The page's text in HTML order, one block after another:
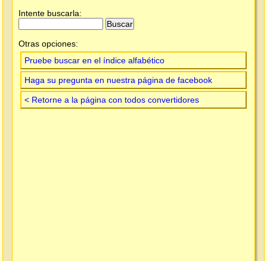
Intente buscarla:
Otras opciones:
Pruebe buscar en el índice alfabético
Haga su pregunta en nuestra página de facebook
< Retorne a la página con todos convertidores